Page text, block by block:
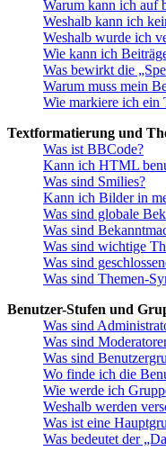
Warum kann ich auf
Weshalb kann ich
Weshalb wurde ich
Wie kann ich
Was bewirkt die
Warum muss mein
Wie markiere ich ein
Textformatierung und
Was ist BBCode?
Kann ich HTML
Was sind Smilies?
Kann ich Bilder in
Was sind globale
Was sind
Was sind wichtige
Was sind
Was sind Themen-
Benutzer-Stufen und
Was sind
Was sind
Was sind
Wo finde ich die
Wie werde ich
Weshalb werden
Was ist eine
Was bedeutet der